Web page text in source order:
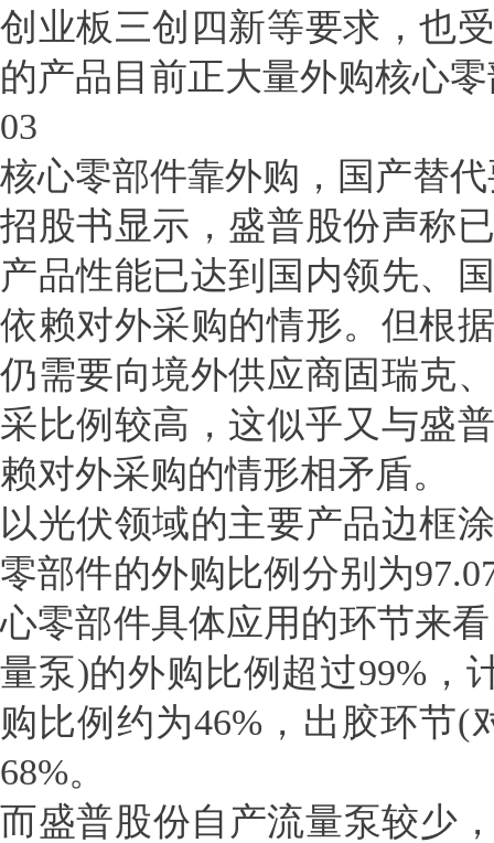
创业板三创四新等要求，也
的产品目前正大量外购核心
03
核心零部件靠外购，国产替
招股书显示，盛普股份声称
产品性能已达到国内领先、
依赖对外采购的情形。但根
仍需要向境外供应商固瑞克
采比例较高，这似乎又与盛
赖对外采购的情形相矛盾。
以光伏领域的主要产品边框
零部件的外购比例分别为
心零部件具体应用的环节来
量泵)的外购比例超过99%，
购比例约为46%，出胶环节
68%。
而盛普股份自产流量泵较少